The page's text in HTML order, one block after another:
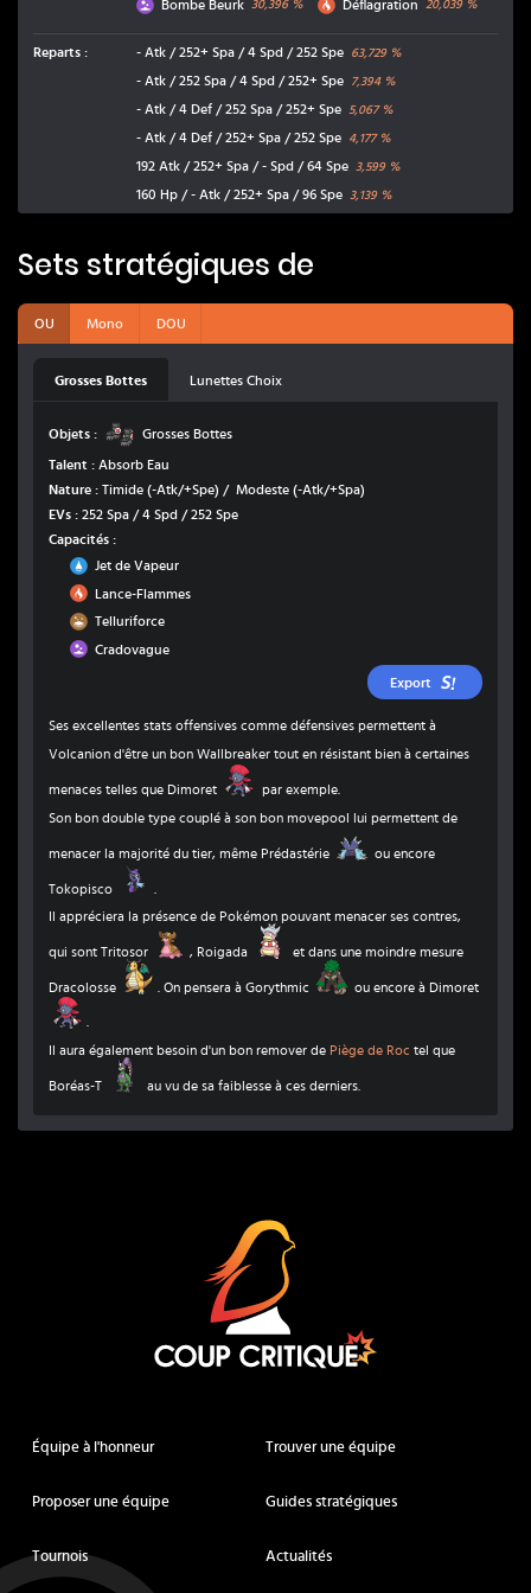
Bombe Beurk 30,396% Déflagration 20,039%
Reparts : - Atk / 252+ Spa / 4 Spd / 252 Spe 63,729%
- Atk / 252 Spa / 4 Spd / 252+ Spe 7,394%
- Atk / 4 Def / 252 Spa / 252+ Spe 5,067%
- Atk / 4 Def / 252+ Spa / 252 Spe 4,177%
192 Atk / 252+ Spa / - Spd / 64 Spe 3,599%
160 Hp / - Atk / 252+ Spa / 96 Spe 3,139%
Sets stratégiques de
OU Mono DOU
Grosses Bottes Lunettes Choix
Objets :
Grosses Bottes
Grosses Bottes
Talent : Absorb Eau
Nature : Timide (-Atk/+Spe) / Modeste (-Atk/+Spa)
EVs : 252 Spa / 4 Spd / 252 Spe
Capacités :
Eau
Jet de Vapeur
Feu
Lance-Flammes
SolTelluriforce
Poison
Cradovague
Export
Ses excellentes stats offensives comme défensives permettent à
Volcanion d'être un bon Wallbreaker tout en résistant bien à certaines
menaces telles que Dimoret
par exemple.
Son bon double type couplé à son bon movepool lui permettent de
menacer la majorité du tier, même Prédastérie ou encore
Tokopisco
Il appréciera la présence de Pokémon pouvant menacer ses contres,
qui sont Tritosor , Roigada et dans une moindre mesure
Dracolosse . On pensera à Gorythmic
ou encore à Dimoret
Il aura également besoin d'un bon remover de Piège de Roc tel que
Boréas-T
Boréas Totémique
au vu de sa faiblesse à ces derniers.
Équipe à l'honneur Trouver une équipe
Proposer une équipe Guides stratégiques
Tournois Actualités